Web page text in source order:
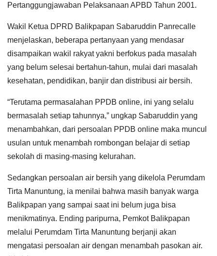
Pertanggungjawaban Pelaksanaan APBD Tahun 2001.
Wakil Ketua DPRD Balikpapan Sabaruddin Panrecalle
menjelaskan, beberapa pertanyaan yang mendasar
disampaikan wakil rakyat yakni berfokus pada masalah
yang belum selesai bertahun-tahun, mulai dari masalah
kesehatan, pendidikan, banjir dan distribusi air bersih.
“Terutama permasalahan PPDB online, ini yang selalu
bermasalah setiap tahunnya,” ungkap Sabaruddin yang
menambahkan, dari persoalan PPDB online maka muncul
usulan untuk menambah rombongan belajar di setiap
sekolah di masing-masing kelurahan.
Sedangkan persoalan air bersih yang dikelola Perumdam
Tirta Manuntung, ia menilai bahwa masih banyak warga
Balikpapan yang sampai saat ini belum juga bisa
menikmatinya. Ending paripurna, Pemkot Balikpapan
melalui Perumdam Tirta Manuntung berjanji akan
mengatasi persoalan air dengan menambah pasokan air.